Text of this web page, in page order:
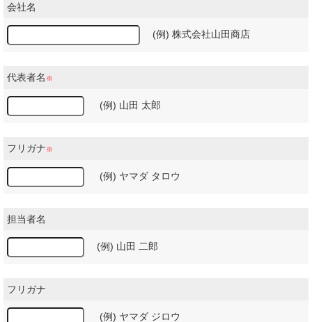
会社名
(例) 株式会社山田商店
代表者名 ※
(例) 山田 太郎
フリガナ※
(例) ヤマダ タロウ
担当者名
(例) 山田 二郎
フリガナ
(例) ヤマダ ジロウ